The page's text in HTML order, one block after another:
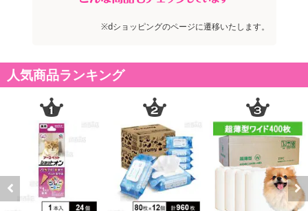
注意事項
必ずご確認ください。
【キャンセルについて】
※お申込み後のキャンセルはお受けできません。
記載されている内容を必ずご確認いただき、お届けする商品セット
にご納得いただきましたうえでお申し込みください。
※パッケージ変更や商品リニューアル(成分など含む)等により、参考
※dショッピングのページに遷移いたします。
人気商品ランキング
Previous Next